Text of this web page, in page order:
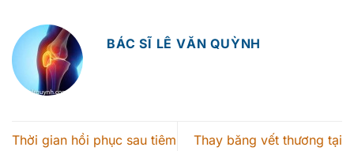
BÁC SĨ LÊ VĂN QUỲNH
Thời gian hồi phục sau tiêm
Thay băng vết thương tại